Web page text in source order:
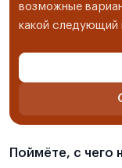
возможные
какой следующий
Поймёте, с чего